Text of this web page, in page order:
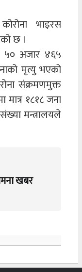
भाइरस
छ ।
अजार ४६५
मृत्यु भएको
संक्रमणमुक्त
१८१८ जना
मन्त्रालयले
खबर